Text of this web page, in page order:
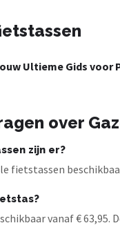
Ultieme Gids voor
over
zijn er?
fietstassen
vanaf € 63,95.